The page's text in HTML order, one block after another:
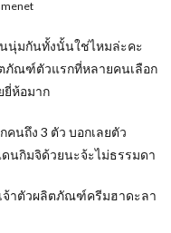
นนุ่มกันทั้งนั้นใช่ไหมล่ะคะ
ภัณฑ์ตัวแรกที่หลายคนเลือก
ห้อมาก
นถึง 3 ตัว บอกเลยตัว
นกิมจิด้วยนะจ้ะไม่ธรรมดา
จ้าตัวผลิตภัณฑ์ครีมฮาดะลา